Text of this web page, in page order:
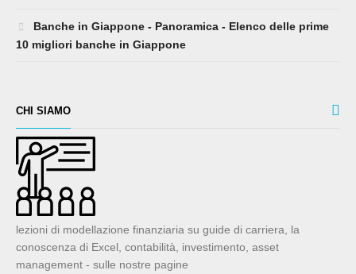
Banche in Giappone - Panoramica - Elenco delle prime
10 migliori banche in Giappone
CHI SIAMO
lezioni di modellazione finanziaria su guide di carriera, la
conoscenza di Excel, contabilità, investimento, asset
management - sulle nostre pagine